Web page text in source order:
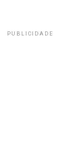
PUBLICIDADE